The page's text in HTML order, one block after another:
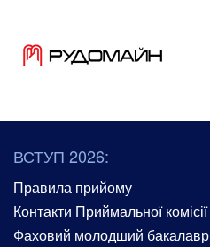
ВСТУП 2026:
Правила прийому
Контакти Приймальної комісії
Фаховий молодший бакалавр